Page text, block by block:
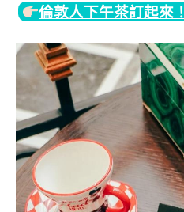
倫敦人下午茶訂起來！